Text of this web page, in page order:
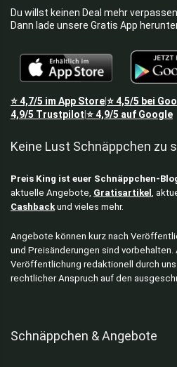
Du willst keinen Deal mehr
Dann lade unsere Gratis App
⭐4,7/5 im App Store⭐4,5/5 bei
4,9/5 Trustpilot ⭐4,9/5 auf Google
Keine Lust Schnäppchen zu
Preis King ist euer Schnäppchen-
aktuelle Angebote, Gratisartikel ,
Cashback und vieles mehr.
Angebote können kurz nach
und Preisänderungen sind
Veröffentlichung redaktionell durch
rechtlicher Anspruch auf den
Schnäppchen & Angebote